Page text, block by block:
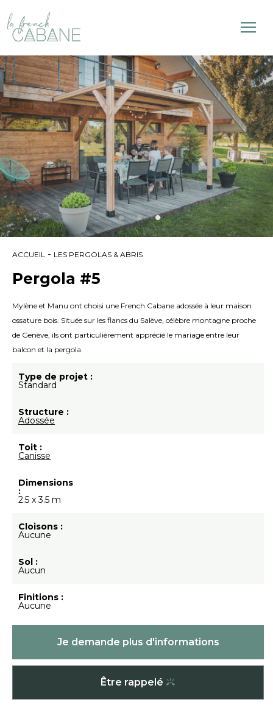
ACCUEIL - LES PERGOLAS & ABRIS
Pergola #5
Mylène et Manu ont choisi une French Cabane adossée à leur maison
ossature bois. Située sur les flancs du Salève, célèbre montagne proche
de Genève, ils ont particulièrement apprécié le mariage entre leur
balcon et la pergola.
Type de projet :
Standard
Structure :
Adossée
Toit :
Canisse
Dimensions
:
2.5 x 3.5 m
Cloisons :
Aucune
Sol :
Aucun
Finitions :
Aucune
Je demande plus d'informations
Être rappelé